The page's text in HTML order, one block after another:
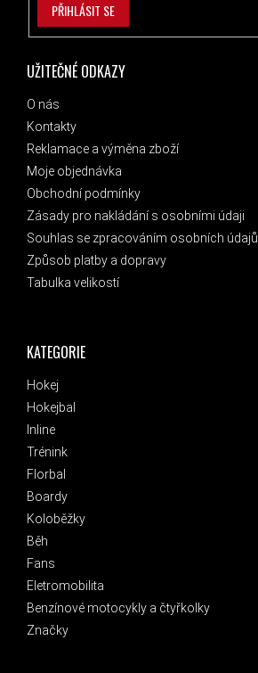
KATEGORIE
Hokej
Hokejbal
Inline
Trénink
Florbal
Boardy
Koloběžky
Běh
Fans
Eletromobilita
Benzínové motocykly a čtyřkolky
Značky
UŽITEČNÉ ODKAZY
O nás
Kontakty
Reklamace a výměna zboží
Moje objednávka
Obchodní podmínky
Zásady pro nakládání s osobními údaji
Souhlas se zpracováním osobních údajů
Způsob platby a dopravy
Tabulka velikostí
PŘIHLÁSIT SE